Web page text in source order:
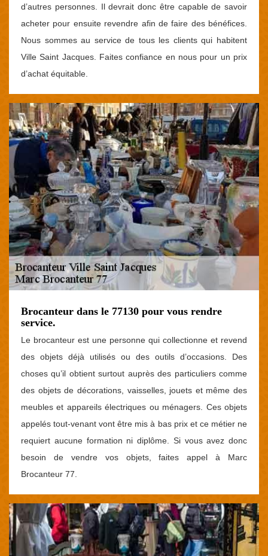
d’autres personnes. Il devrait donc être capable de savoir
acheter pour ensuite revendre afin de faire des bénéfices.
Nous sommes au service de tous les clients qui habitent
Ville Saint Jacques. Faites confiance en nous pour un prix
d’achat équitable.
Brocanteur dans le 77130 pour vous rendre
service.
Le brocanteur est une personne qui collectionne et revend
des objets déjà utilisés ou des outils d’occasions. Des
choses qu’il obtient surtout auprès des particuliers comme
des objets de décorations, vaisselles, jouets et même des
meubles et appareils électriques ou ménagers. Ces objets
appelés tout-venant vont être mis à bas prix et ce métier ne
requiert aucune formation ni diplôme. Si vous avez donc
besoin de vendre vos objets, faites appel à Marc
Brocanteur 77.